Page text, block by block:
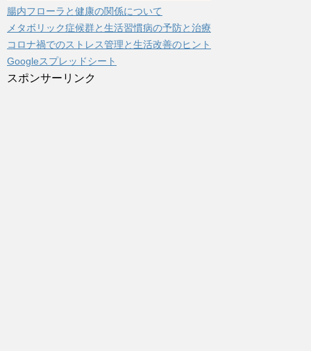
腸内フローラと健康の関係について
メタボリック症候群と生活習慣病の予防と治療
コロナ禍でのストレス管理と生活改善のヒント
Googleスプレッドシート
スポンサーリンク